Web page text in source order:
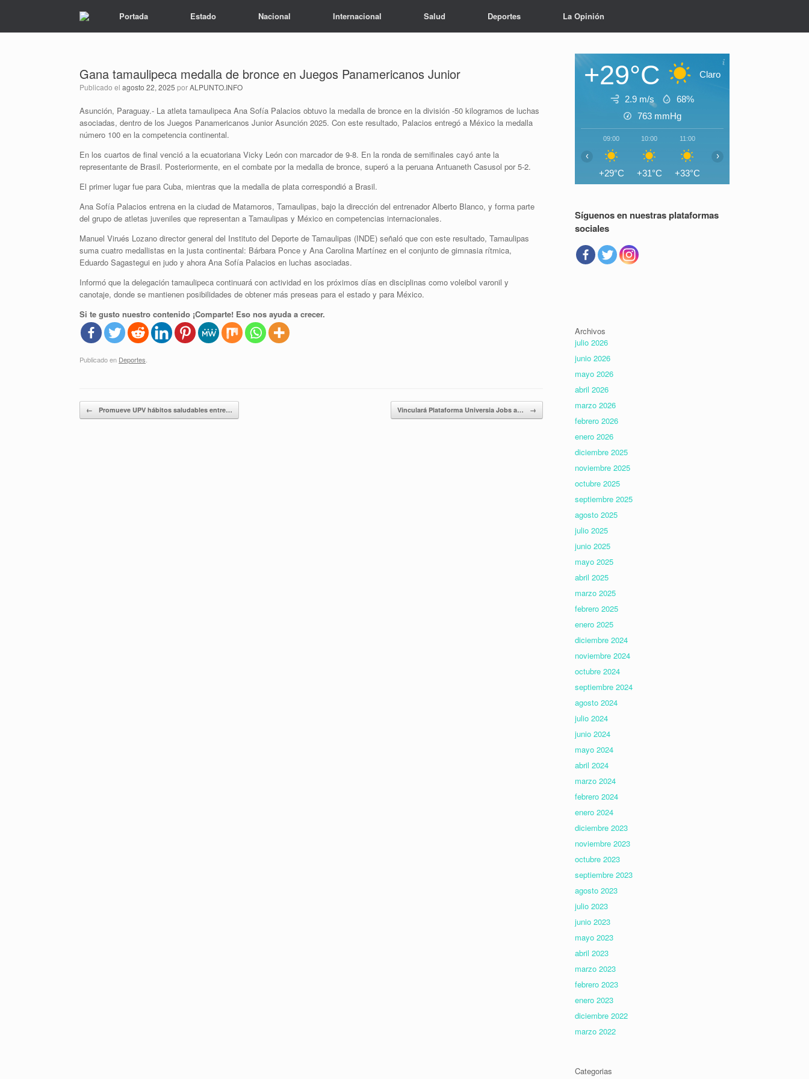
Portada Estado Nacional Internacional Salud Deportes La Opinión
Gana tamaulipeca medalla de bronce en Juegos Panamericanos Junior
Publicado el agosto 22, 2025 porALPUNTO.INFO
Asunción, Paraguay.- La atleta tamaulipeca Ana Sofía Palacios obtuvo la medalla de bronce en la división -50 kilogramos de luchas
asociadas, dentro de los Juegos Panamericanos Junior Asunción 2025. Con este resultado, Palacios entregó a México la medalla
número 100 en la competencia continental.
En los cuartos de final venció a la ecuatoriana Vicky León con marcador de 9-8. En la ronda de semifinales cayó ante la
representante de Brasil. Posteriormente, en el combate por la medalla de bronce, superó a la peruana Antuaneth Casusol por 5-2.
El primer lugar fue para Cuba, mientras que la medalla de plata correspondió a Brasil.
Ana Sofía Palacios entrena en la ciudad de Matamoros, Tamaulipas, bajo la dirección del entrenador Alberto Blanco, y forma parte
del grupo de atletas juveniles que representan a Tamaulipas y México en competencias internacionales.
Manuel Virués Lozano director general del Instituto del Deporte de Tamaulipas (INDE) señaló que con este resultado, Tamaulipas
suma cuatro medallistas en la justa continental: Bárbara Ponce y Ana Carolina Martínez en el conjunto de gimnasia rítmica,
Eduardo Sagastegui en judo y ahora Ana Sofía Palacios en luchas asociadas.
Informó que la delegación tamaulipeca continuará con actividad en los próximos días en disciplinas como voleibol varonil y
canotaje, donde se mantienen posibilidades de obtener más preseas para el estado y para México.
Si te gusto nuestro contenido ¡Comparte! Eso nos ayuda a crecer.
Publicado en Deportes
Navegador de artículos
← Promueve UPV hábitos saludables entre… Vinculará Plataforma Universia Jobs a… →
+29°C Claro
2.9 m/s
68%
763 mmHg
09:00
+29°C
10:00
+31°C
11:00
+33°C
‹ ›
Síguenos en nuestras plataformas
sociales
Archivos
julio 2026
junio 2026
mayo 2026
abril 2026
marzo 2026
febrero 2026
enero 2026
diciembre 2025
noviembre 2025
octubre 2025
septiembre 2025
agosto 2025
julio 2025
junio 2025
mayo 2025
abril 2025
marzo 2025
febrero 2025
enero 2025
diciembre 2024
noviembre 2024
octubre 2024
septiembre 2024
agosto 2024
julio 2024
junio 2024
mayo 2024
abril 2024
marzo 2024
febrero 2024
enero 2024
diciembre 2023
noviembre 2023
octubre 2023
septiembre 2023
agosto 2023
julio 2023
junio 2023
mayo 2023
abril 2023
marzo 2023
febrero 2023
enero 2023
diciembre 2022
marzo 2022
Categorias